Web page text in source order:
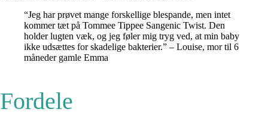
“Jeg har prøvet mange forskellige blespande, men intet
kommer tæt på Tommee Tippee Sangenic Twist. Den
holder lugten væk, og jeg føler mig tryg ved, at min baby
ikke udsættes for skadelige bakterier.” – Louise, mor til 6
måneder gamle Emma
Fordele